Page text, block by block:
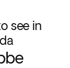
see in